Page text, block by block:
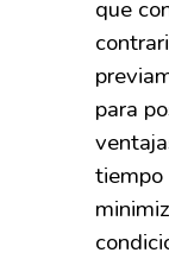
que
para
tiempo